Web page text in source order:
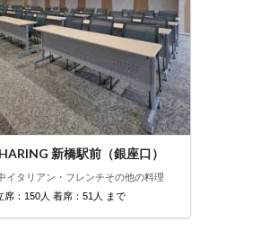
新橋駅前（銀座口）
イタリアン・フレンチその他の料理
席：150人 着席：51人 まで